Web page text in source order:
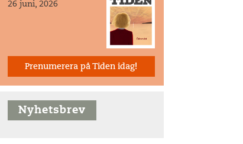
26 juni, 2026
Prenumerera på Tiden idag!
Nyhetsbrev